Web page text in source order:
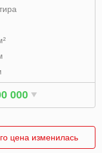
000
цена изменилась